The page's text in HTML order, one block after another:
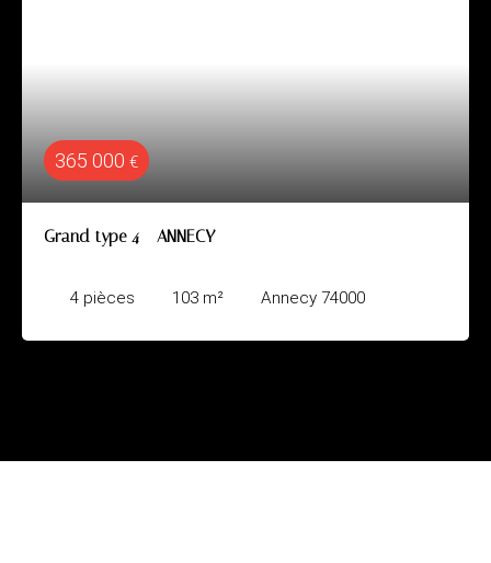
365 000 €
Grand type 4 - ANNECY
4 pièces 103 m² Annecy 74000